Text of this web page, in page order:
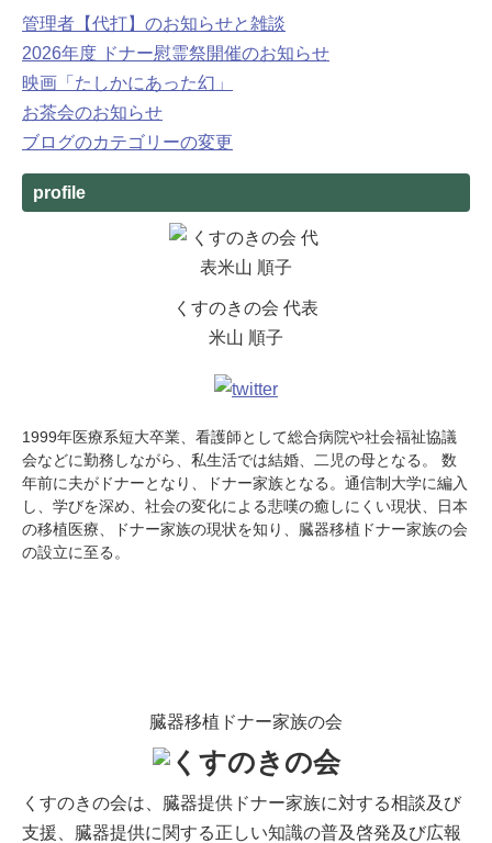
管理者【代打】のお知らせと雑談
2026年度 ドナー慰霊祭開催のお知らせ
映画「たしかにあった幻」
お茶会のお知らせ
ブログのカテゴリーの変更
profile
くすのきの会 代表
米山 順子
1999年医療系短大卒業、看護師として総合病院や社会福祉協議
会などに勤務しながら、私生活では結婚、二児の母となる。 数
年前に夫がドナーとなり、ドナー家族となる。通信制大学に編入
し、学びを深め、社会の変化による悲嘆の癒しにくい現状、日本
の移植医療、ドナー家族の現状を知り、臓器移植ドナー家族の会
の設立に至る。
臓器移植ドナー家族の会
くすのきの会は、臓器提供ドナー家族に対する相談及び
支援、臓器提供に関する正しい知識の普及啓発及び広報